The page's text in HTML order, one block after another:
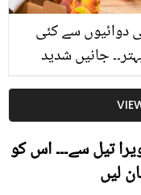
دوائیوں سے کئی
جانیں شدید
چاہیے؟
تیل سے۔۔۔ اس کو
لیں